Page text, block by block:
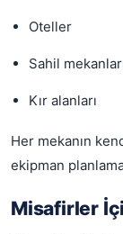
Oteller
Sahil
Kır alanları
Her mekanın
ekipman
Misafirler